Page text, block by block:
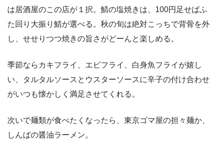
は居酒屋のこの店が１択。鯖の塩焼きは、 100円足せばふ
た回り大振り鯖が選べる。秋の旬は絶対こっちで背骨を外
し、せせりつつ焼きの旨さがどーんと楽しめる。
季節ならカキフライ、エビフライ、白身魚フライが嬉し
い、タルタルソースとウスターソースに辛子の付け合わせ
がいつも懐かしく満足させてくれる。
次いで麺類が食べたくなったら、東京ゴマ屋の担々麺か、
しんばの醤油ラーメン。